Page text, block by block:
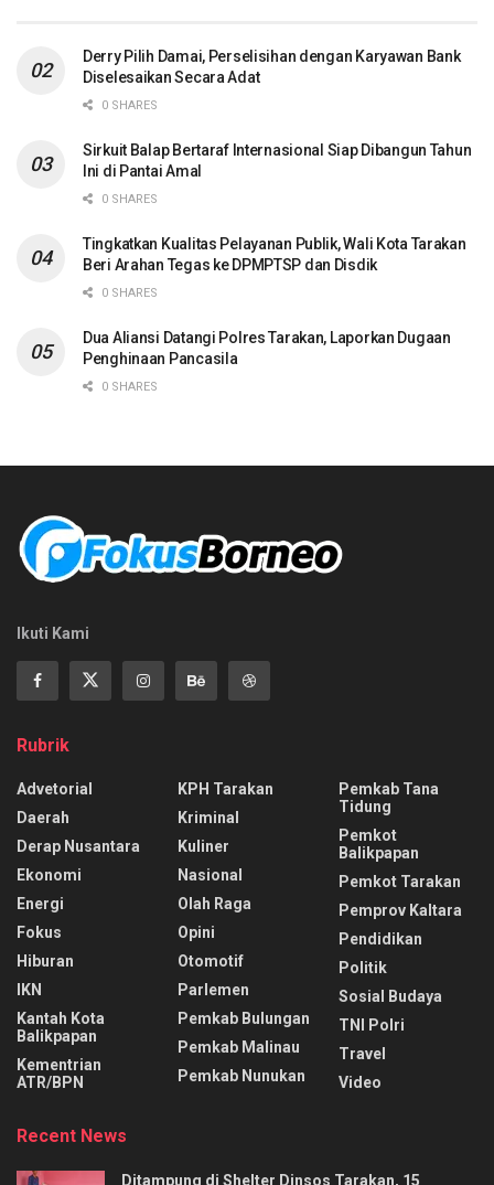
Derry Pilih Damai, Perselisihan dengan Karyawan Bank
Diselesaikan Secara Adat
0 SHARES
Sirkuit Balap Bertaraf Internasional Siap Dibangun Tahun
Ini di Pantai Amal
0 SHARES
Tingkatkan Kualitas Pelayanan Publik, Wali Kota Tarakan
Beri Arahan Tegas ke DPMPTSP dan Disdik
0 SHARES
Dua Aliansi Datangi Polres Tarakan, Laporkan Dugaan
Penghinaan Pancasila
0 SHARES
Ikuti Kami
Rubrik
Advetorial
Daerah
Derap Nusantara
Ekonomi
Energi
Fokus
Hiburan
IKN
Kantah Kota
Balikpapan
Kementrian
ATR/BPN
KPH Tarakan
Kriminal
Kuliner
Nasional
Olah Raga
Opini
Otomotif
Parlemen
Pemkab Bulungan
Pemkab Malinau
Pemkab Nunukan
Pemkab Tana
Tidung
Pemkot
Balikpapan
Pemkot Tarakan
Pemprov Kaltara
Pendidikan
Politik
Sosial Budaya
TNI Polri
Travel
Video
Recent News
Ditampung di Shelter Dinsos Tarakan, 15